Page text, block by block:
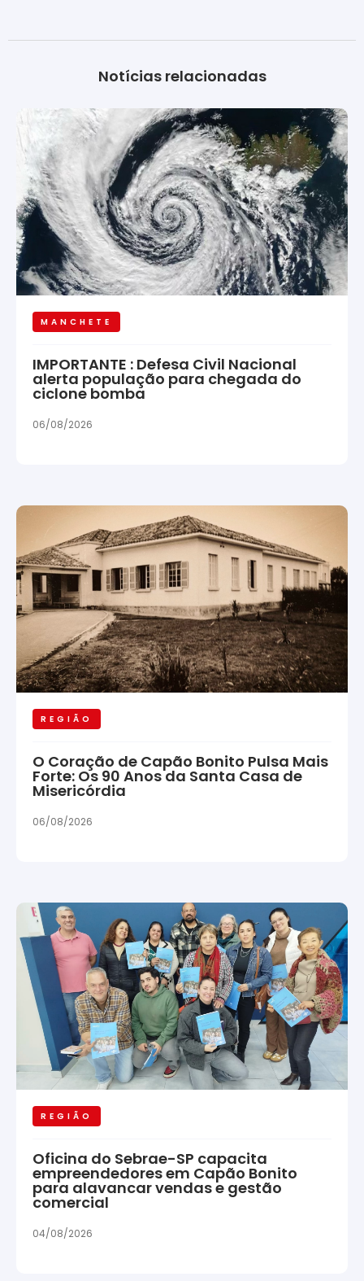
Notícias relacionadas
MANCHETE
IMPORTANTE : Defesa Civil Nacional
alerta população para chegada do
ciclone bomba
06/08/2026
REGIÃO
O Coração de Capão Bonito Pulsa Mais
Forte: Os 90 Anos da Santa Casa de
Misericórdia
06/08/2026
REGIÃO
Oficina do Sebrae-SP capacita
empreendedores em Capão Bonito
para alavancar vendas e gestão
comercial
04/08/2026